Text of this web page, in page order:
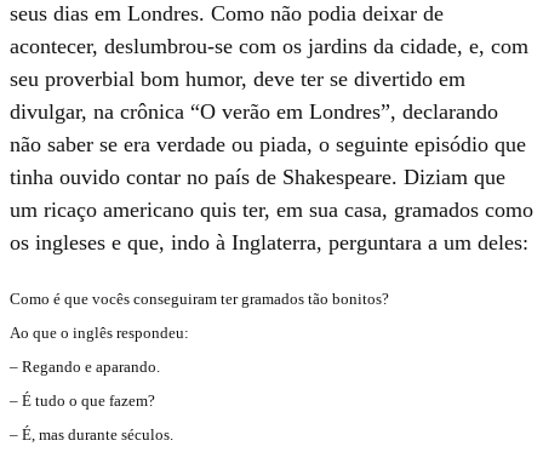
seus dias em Londres. Como não podia deixar de
acontecer, deslumbrou-se com os jardins da cidade, e, com
seu proverbial bom humor, deve ter se divertido em
divulgar, na crônica “O verão em Londres”, declarando
não saber se era verdade ou piada, o seguinte episódio que
tinha ouvido contar no país de Shakespeare. Diziam que
um ricaço americano quis ter, em sua casa, gramados como
os ingleses e que, indo à Inglaterra, perguntara a um deles:
Como é que vocês conseguiram ter gramados tão bonitos?
Ao que o inglês respondeu:
– Regando e aparando.
– É tudo o que fazem?
– É, mas durante séculos.